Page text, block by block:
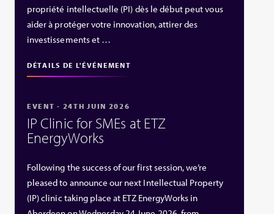
propriété intellectuelle (PI) dès le début peut vous
aider à protéger votre innovation, attirer des
investissements et …
DÉTAILS DE L'ÉVÉNEMENT
EVENT - 24TH JUIN 2026
IP Clinic for SMEs at ETZ
EnergyWorks
Following the success of our first session, we’re
pleased to announce our next Intellectual Property
(IP) clinic taking place at ETZ EnergyWorks in